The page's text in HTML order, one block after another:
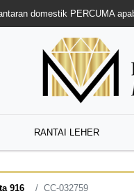
domestik PERCUMA
RANTAI LEHER
916 CC-032759